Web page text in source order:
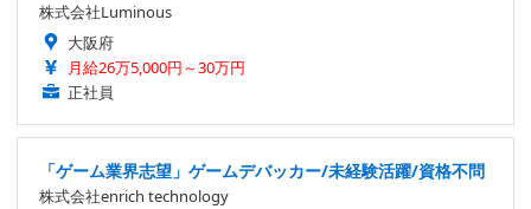
株式会社Luminous
大阪府
月給26万5,000円～30万円
正社員
「ゲーム業界志望」ゲームデバッカー/未経験活躍/資格不問
株式会社enrich technology